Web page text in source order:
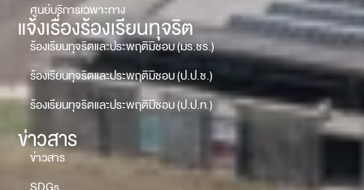
ศูนย์บริการเฉพาะทาง
แจ้งเรื่องร้องเรียนทุจริต
ร้องเรียนทุจริตและประพฤติมิชอบ (มร.ชร.)
ร้องเรียนทุจริตและประพฤติมิชอบ (ป.ป.ช.)
ร้องเรียนทุจริตและประพฤติมิชอบ (ป.ป.ท.)
ข่าวสาร
ข่าวสาร